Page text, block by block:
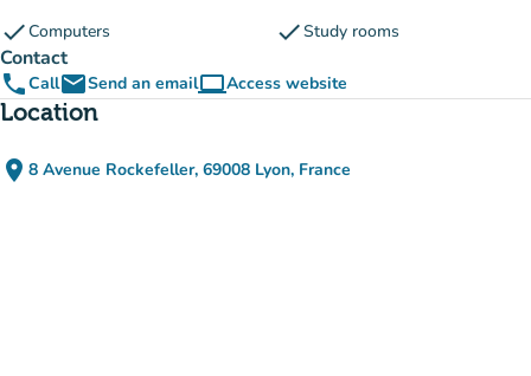
checkComputers checkStudy rooms
Contact
phoneCallemailSend an emailcomputerAccess website
(new tab)
Location
place 8 Avenue Rockefeller, 69008 Lyon, France
(open in Google Maps)
(new tab)